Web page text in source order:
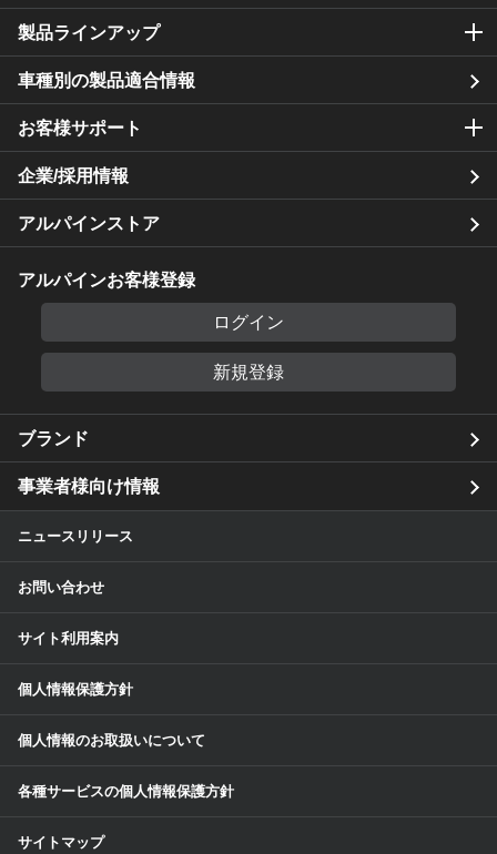
製品ラインアップ
車種別の製品適合情報
お客様サポート
企業/採用情報
アルパインストア
アルパインお客様登録
ログイン
新規登録
ブランド
事業者様向け情報
ニュースリリース
お問い合わせ
サイト利用案内
個人情報保護方針
個人情報のお取扱いについて
各種サービスの個人情報保護方針
サイトマップ